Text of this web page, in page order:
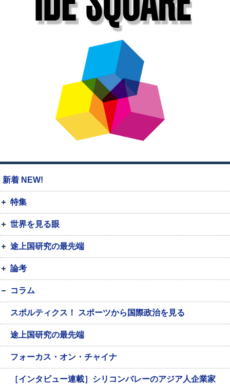
新着 NEW!
特集
世界を見る眼
途上国研究の最先端
論考
コラム
スポルティクス！ スポーツから国際政治を見る
途上国研究の最先端
フォーカス・オン・チャイナ
［インタビュー連載］シリコンバレーのアジア人企業家